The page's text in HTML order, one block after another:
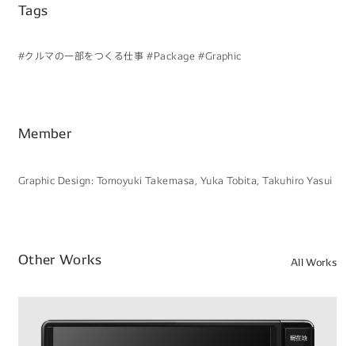
Tags
#クルマの一部をつくる仕事 #Package #Graphic
Member
Graphic Design: Tomoyuki Takemasa, Yuka Tobita, Takuhiro Yasui
Other Works All Works